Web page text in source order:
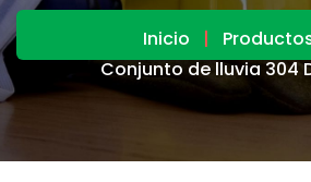
Inicio
Conjunto de lluvia 304